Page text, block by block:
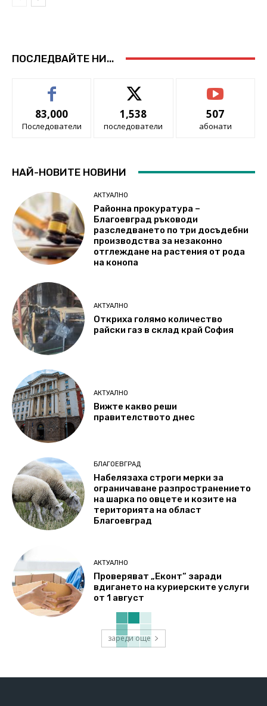
ПОСЛЕДВАЙТЕ НИ...
83,000
Последователи
1,538
последователи
507
абонати
НАЙ-НОВИТЕ НОВИНИ
АКТУАЛНО
Районна прокуратура –
Благоевград ръководи
разследването по три досъдебни
производства за незаконно
отглеждане на растения от рода
на конопа
АКТУАЛНО
Откриха голямо количество
райски газ в склад край София
АКТУАЛНО
Вижте какво реши
правителството днес
БЛАГОЕВГРАД
Набелязаха строги мерки за
ограничаване разпространението
на шарка по овцете и козите на
територията на област
Благоевград
АКТУАЛНО
Проверяват „Еконт“ заради
вдигането на куриерските услуги
от 1 август
зареди още